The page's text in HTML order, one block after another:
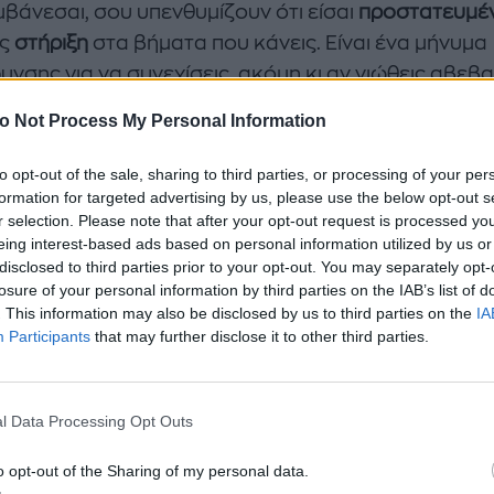
Not Process My Personal Information
opt-out of the sale, sharing to third parties, or processing of your
for targeted advertising by us, please use the below opt-out
selection. Please note that after your opt-out request is processed
interest-based ads based on personal information utilized by us
to third parties prior to your opt-out. You may separately
of your personal information by third parties on the IAB’s list of
This information may also be disclosed by us to third parties on the
Participants that may further disclose it to other third parties.
Data Processing Opt Outs
opt-out of the Sharing of my personal data.
σου υπενθυμίζουν ότι είσαι
στήριξη στα βήματα που κάνεις. Είναι ένα μήνυμα
για να συνεχίσεις, ακόμη κι αν νιώθεις
444 εμφανίζεται συχνά ότανδουλεύεις σκληρά
ίσως αρχίζεις να αναρωτιέσαι αν αξίζει τον κόπο.
ότιείσαι σε καλό δρόμο και ότι οι
. Αν σκέφτεσαι αλλαγή ή νέο ξεκίνημα, ο
αυτός σε ενθαρρύνει να προχωρήσεις με